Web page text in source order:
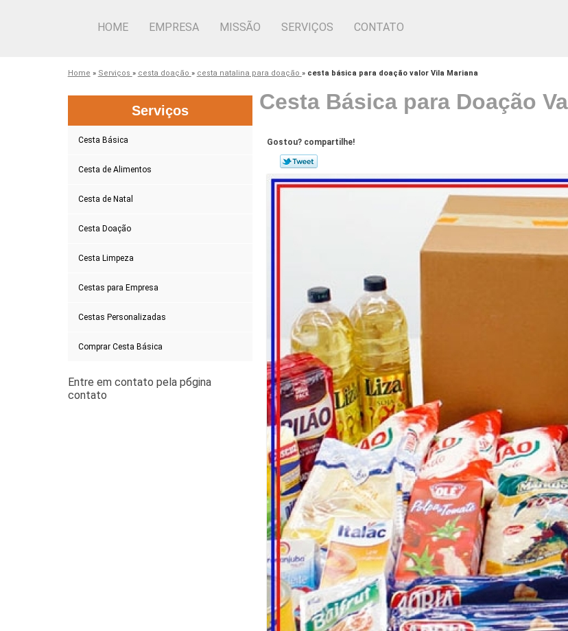
HOME EMPRESA MISSÃO SERVIÇOS CONTATO
Home » Serviços » cesta doação » cesta natalina para doação » cesta básica para doação valor Vila Mariana
Serviços
Cesta Básica
Cesta de Alimentos
Cesta de Natal
Cesta Doação
Cesta Limpeza
Cestas para Empresa
Cestas Personalizadas
Comprar Cesta Básica
Cesta Básica para Doação
Gostou? compartilhe!